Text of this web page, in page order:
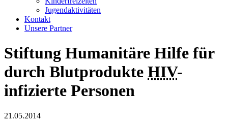
Jugendaktivitäten
Kontakt
Unsere Partner
Stiftung Humanitäre Hilfe für
durch Blutprodukte HIV-
infizierte Personen
21.05.2014